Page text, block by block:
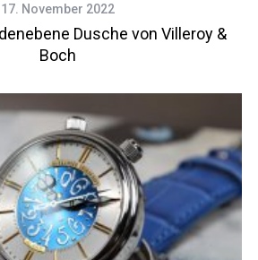
17. November 2022
Dusche von Villeroy &
Boch